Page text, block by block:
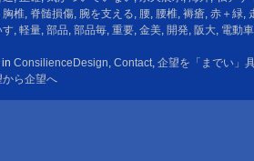
胸椎, 脊髄損傷, 腕を支える, 腰, 腰椎, 褥瘡, 赤＋緑,
す, 軽量, 部品, 部品毎, 重要, 金美, 開発, 阪大, 電動
in ConsilienceDesign, Contact, 企望を「までい」
から企望へ